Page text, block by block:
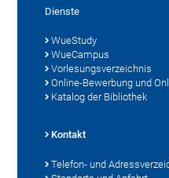
Dienste
WueStudy
WueCampus
Vorlesungsverzeichnis
Online-Bewerbung und
Katalog der Bibliothek
Kontakt
Telefon- und